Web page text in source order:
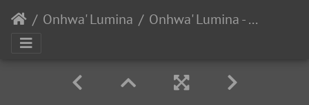
Onhwa' Lumina Onhwa' Lumina - Zone Notre monde